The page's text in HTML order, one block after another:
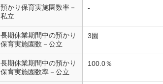
預かり保育実施園数率－
私立
-
長期休業期間中の預かり
保育実施園数－公立
3園
長期休業期間中の預かり
保育実施園数率－公立
100.0％